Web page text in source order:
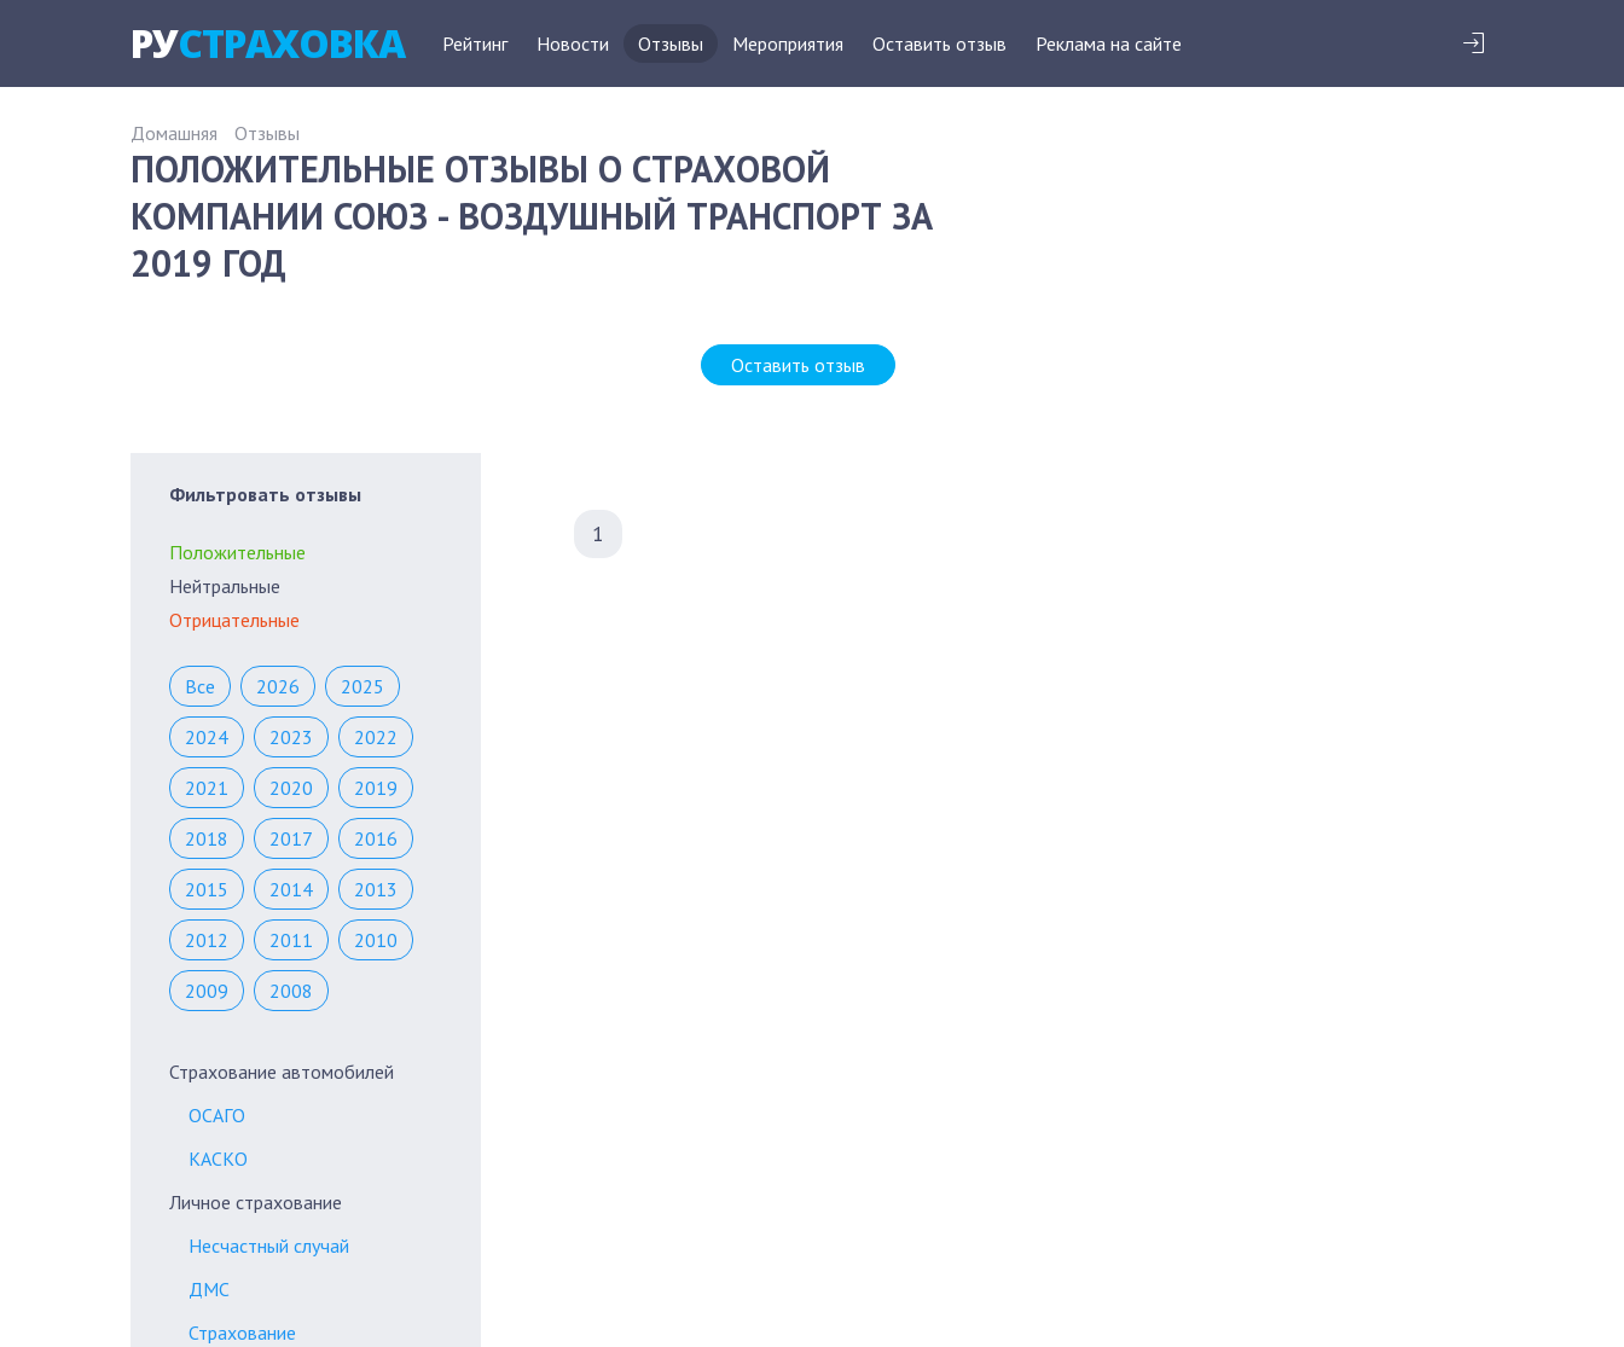
РУСТРАХОВКА Рейтинг Новости Отзывы Мероприятия Оставить отзыв Реклама на сайте
Домашняя Отзывы
ПОЛОЖИТЕЛЬНЫЕ ОТЗЫВЫ О СТРАХОВОЙ
КОМПАНИИ СОЮЗ - ВОЗДУШНЫЙ ТРАНСПОРТ ЗА
2019 ГОД
Оставить отзыв
1
Фильтровать отзывы
Положительные
Нейтральные
Отрицательные
Все 2026 2025
2024 2023 2022
2021 2020 2019
2018 2017 2016
2015 2014 2013
2012 2011 2010
2009 2008
Страхование автомобилей
ОСАГО
КАСКО
Личное страхование
Несчастный случай
ДМС
Страхование